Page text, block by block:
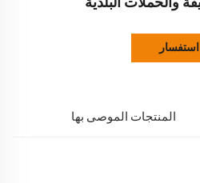
والحملات البلدية
استفسار
المنتجات الموصى بها